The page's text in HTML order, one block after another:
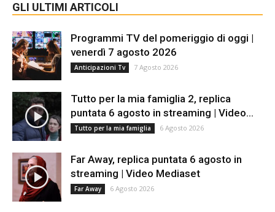
GLI ULTIMI ARTICOLI
Programmi TV del pomeriggio di oggi |
venerdì 7 agosto 2026
Anticipazioni Tv 7 Agosto 2026
Tutto per la mia famiglia 2, replica
puntata 6 agosto in streaming | Video...
Tutto per la mia famiglia 6 Agosto 2026
Far Away, replica puntata 6 agosto in
streaming | Video Mediaset
Far Away 6 Agosto 2026